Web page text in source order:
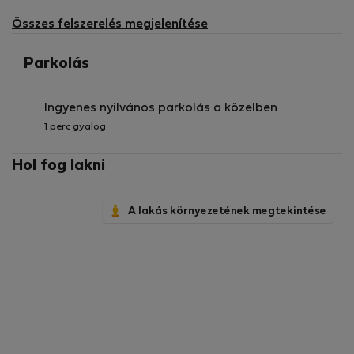
munkatársunk áll készenlétben, hogy üdvözölje Önt, és
a foglalás előtt? Csak kérdezzen — mindig szívesen
Összes felszerelés megjelenítése
Parkolás
Ingyenes nyilvános parkolás a közelben
1 perc gyalog
Hol fog lakni
A lakás környezetének megtekintése